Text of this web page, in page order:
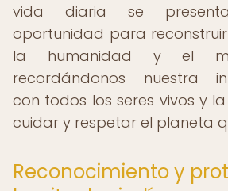
vida diaria se
oportunidad para
la humanidad y el
recordándonos nuestra
con todos los seres vivos y
cuidar y respetar el planeta
Reconocimiento y